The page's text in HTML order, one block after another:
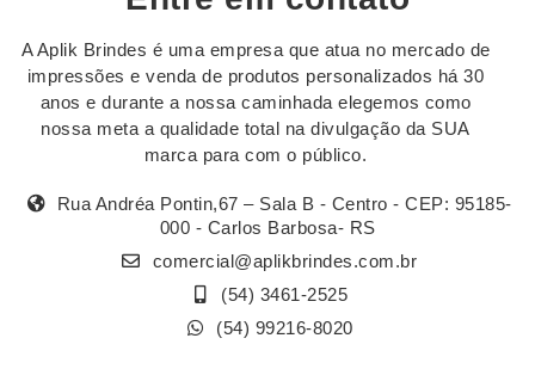
A Aplik Brindes é uma empresa que atua no mercado de
impressões e venda de produtos personalizados há 30
anos e durante a nossa caminhada elegemos como
nossa meta a qualidade total na divulgação da SUA
marca para com o público.
Rua Andréa Pontin,67 – Sala B - Centro - CEP: 95185-
000 - Carlos Barbosa- RS
comercial@aplikbrindes.com.br
(54) 3461-2525
(54) 99216-8020